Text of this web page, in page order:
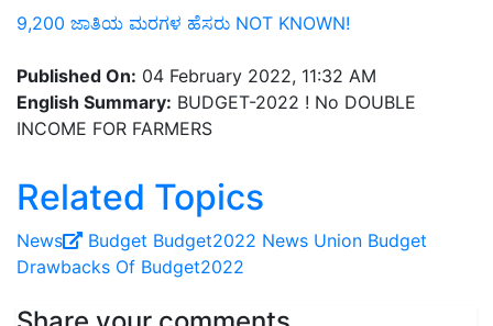
9,200 ಜಾತಿಯ ಮರಗಳ ಹೆಸರು NOT KNOWN!
Published On: 04 February 2022, 11:32 AM
English Summary: BUDGET-2022 ! No DOUBLE
INCOME FOR FARMERS
Related Topics
News Budget Budget2022 News Union Budget
Drawbacks Of Budget2022